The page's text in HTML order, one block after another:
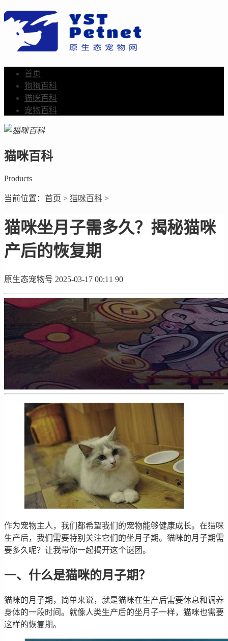
首页
狗狗百科
猫咪百科
宠物百科
猫咪百科
Products
当前位置： 首页 > 猫咪百科 >
猫咪坐月子需多久？揭秘猫咪
产后的恢复期
原生态宠物号 2025-03-17 00:11 90
作为宠物主人，我们都希望我们的宠物能够健康成长。在猫咪
生产后，我们需要特别关注它们的坐月子期。猫咪的月子期需
要多久呢？让我带你一起揭开这个谜团。
一、什么是猫咪的月子期？
猫咪的月子期，简单来说，就是猫咪在生产后需要休息和调养
身体的一段时间。就像人类生产后的坐月子一样，猫咪也需要
这样的恢复期。